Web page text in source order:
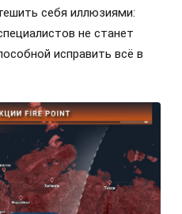
себя иллюзиями:
не станет
исправить всё в